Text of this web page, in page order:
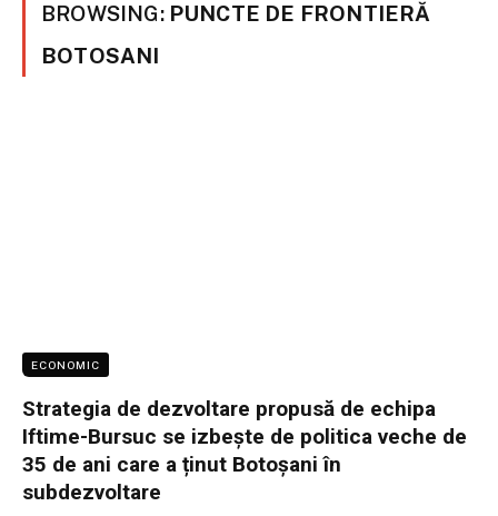
BROWSING: PUNCTE DE FRONTIERĂ
BOTOSANI
ECONOMIC
Strategia de dezvoltare propusă de echipa
Iftime-Bursuc se izbește de politica veche de
35 de ani care a ținut Botoșani în
subdezvoltare